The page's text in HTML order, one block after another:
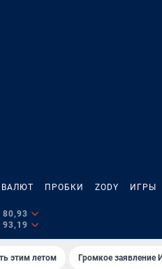
ПРОБКИ ZODY ИГРЫ
80,93
93,19
этим летом Громкое заявление